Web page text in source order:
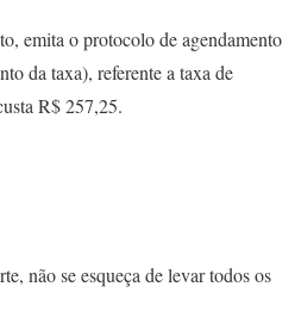
emita o protocolo de agendamento
da taxa), referente a taxa de
R$ 257,25.
não se esqueça de levar todos os